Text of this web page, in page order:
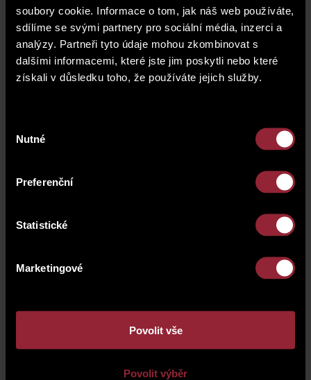
soubory cookie. Informace o tom, jak náš web používáte,
sdílíme se svými partnery pro sociální média, inzerci a
analýzy. Partneři tyto údaje mohou zkombinovat s
dalšími informacemi, které jste jim poskytli nebo které
získali v důsledku toho, že používáte jejich služby.
souhlasu
Nutné
Preferenční
Statistické
Marketingové
Povolit vše
Povolit výběr
Adresa
Sušická 1000/29